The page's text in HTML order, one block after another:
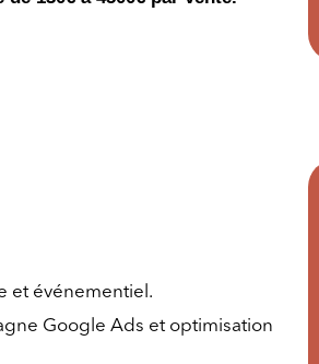
et événementiel.
Google Ads et optimisation